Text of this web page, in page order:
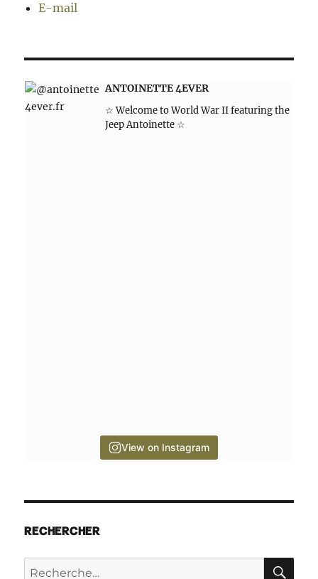
E-mail
ANTOINETTE 4EVER
☆ Welcome to World War II featuring the
Jeep Antoinette ☆
View on Instagram
RECHERCHER
Recherche